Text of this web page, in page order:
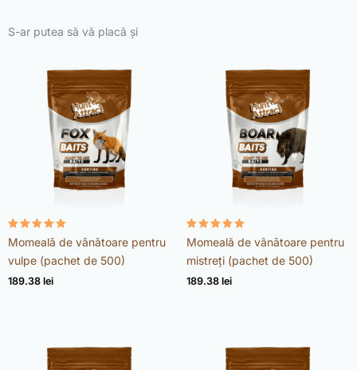
S-ar putea să vă placă și
Evaluat la
4.98
din 5
Momeală de vânătoare pentru
vulpe (pachet de 500)
189.38 lei
Evaluat la
4.92
din 5
Momeală de vânătoare pentru
mistreți (pachet de 500)
189.38 lei